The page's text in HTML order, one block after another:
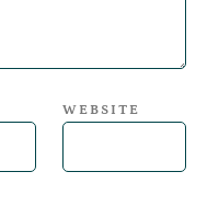
WEBSITE